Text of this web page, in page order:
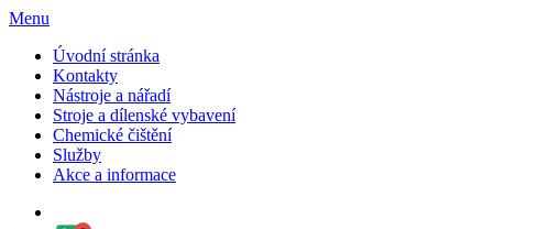
Menu
Úvodní stránka
Kontakty
Nástroje a nářadí
Stroje a dílenské vybavení
Chemické čištění
Služby
Akce a informace